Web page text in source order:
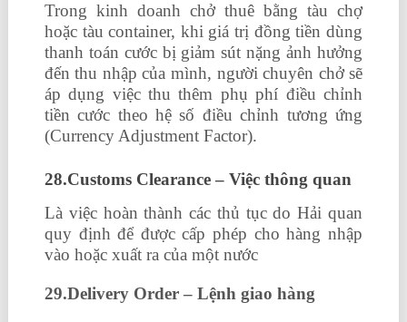
Trong kinh doanh chở thuê bằng tàu chợ
hoặc tàu container, khi giá trị đồng tiền dùng
thanh toán cước bị giảm sút nặng ảnh hưởng
đến thu nhập của mình, người chuyên chở sẽ
áp dụng việc thu thêm phụ phí điều chỉnh
tiền cước theo hệ số điều chỉnh tương ứng
(Currency Adjustment Factor).
28.Customs Clearance – Việc thông quan
Là việc hoàn thành các thủ tục do Hải quan
quy định để được cấp phép cho hàng nhập
vào hoặc xuất ra của một nước
29.Delivery Order – Lệnh giao hàng